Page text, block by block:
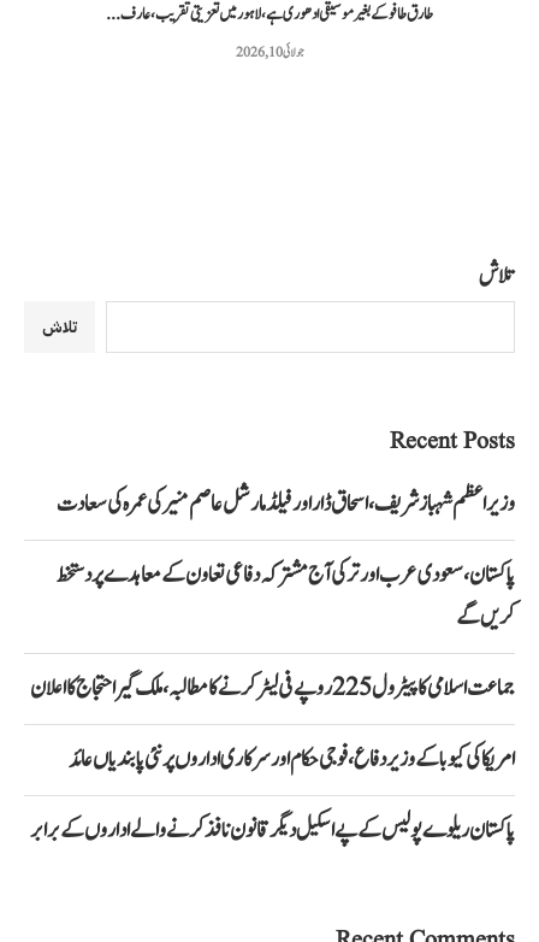
طارق طافو کے بغیر موسیقی ادھوری ہے، لاہور میں تعزیتی تقریب، عارف...
جولائی 10, 2026
تلاش
تلاش
Recent Posts
وزیراعظم شہباز شریف، اسحاق ڈار اور فیلڈ مارشل عاصم منیر کی عمرہ کی سعادت
پاکستان، سعودی عرب اور ترکی آج مشترکہ دفاعی تعاون کے معاہدے پر دستخط
کریں گے
جماعت اسلامی کا پیٹرول 225 روپے فی لیٹر کرنے کا مطالبہ، ملک گیر احتجاج کا اعلان
امریکا کی کیوبا کے وزیر دفاع، فوجی حکام اور سرکاری اداروں پر نئی پابندیاں عائد
پاکستان ریلوے پولیس کے پے اسکیل دیگر قانون نافذ کرنے والے اداروں کے برابر